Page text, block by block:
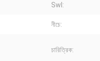
Swl:
নীচে:
চারিত্রিক: